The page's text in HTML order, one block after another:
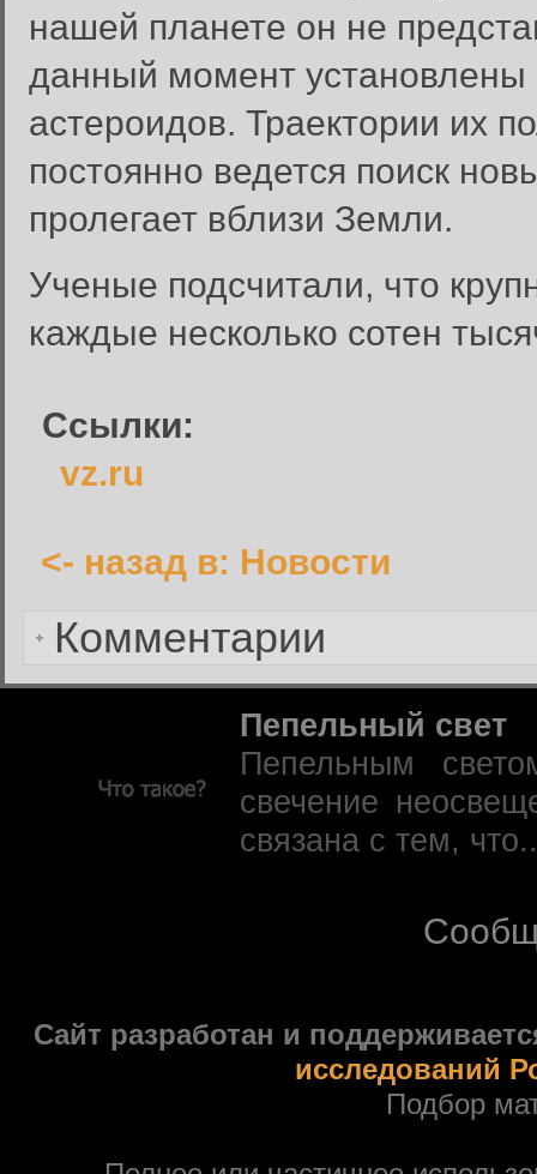
нашей планете он не
данный момент
астероидов. Траектории их
постоянно ведется поиск
пролегает вблизи Земли.
Ученые подсчитали, что
каждые несколько сотен
Ссылки:
vz.ru
<- назад в: Новости
Комментарии
Забыли пароль?
Введите свое имя
Инструкция по сбросу
Сбросить пароль
Вернуться к форме входа в
Пепельный свет
Пепельным
свечение
связана с тем,
Сайт разработан и
исследований
Подбор